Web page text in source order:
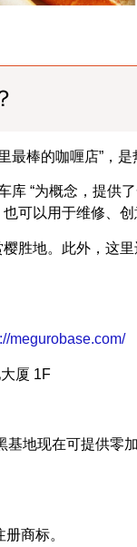
最棒的咖喱店”，
库 “为概念，提供
可以用于维修、创
胜地。此外，这
megurobase.com/
厦 1F
基地现在可提供零
商标。